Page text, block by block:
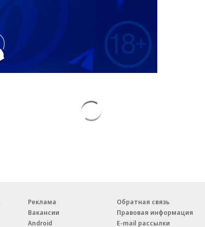
Реклама
Вакансии
Android
Обратная связь
Правовая информация
E-mail рассылки